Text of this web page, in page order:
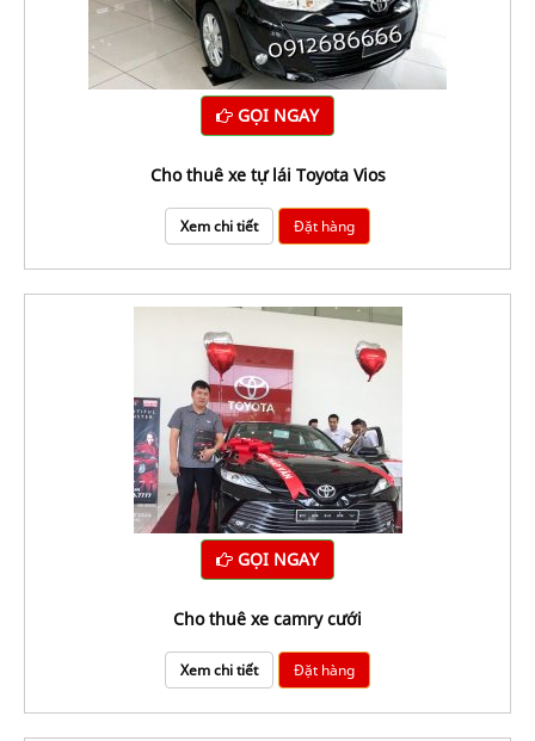
GỌI NGAY
Cho thuê xe tự lái Toyota Vios
Xem chi tiết Đặt hàng
GỌI NGAY
Cho thuê xe camry cưới
Xem chi tiết Đặt hàng